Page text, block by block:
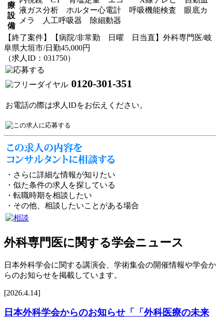
療
設
備
液ガス分析 ホルター心電計 呼吸機能検査 眼底カ
メラ 人工呼吸器 除細動器
【終了案件】【病院/非常勤 日曜 日当直】外科専門医/岐
阜県大垣市/日勤45,000円
（求人ID：031750）
0120-301-351
お電話の際は求人IDをお伝えください。
・さらに詳細な情報が知りたい
・似た条件の求人を探している
・転職時期を相談したい
・その他、相談したいことがある場合
外科専門医に関する学会ニュース
日本外科学会に関する講演会、学術集会の開催情報や学会か
らのお知らせを掲載しています。
[2026.4.14]
日本外科学会からのお知らせ「「外科医療の未来